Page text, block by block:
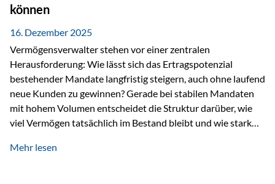
können
16. Dezember 2025
Vermögensverwalter stehen vor einer zentralen
Herausforderung: Wie lässt sich das Ertragspotenzial
bestehender Mandate langfristig steigern, auch ohne laufend
neue Kunden zu gewinnen? Gerade bei stabilen Mandaten
mit hohem Volumen entscheidet die Struktur darüber, wie
viel Vermögen tatsächlich im Bestand bleibt und wie stark
Beispiel verdeutlicht diese Wirkung besonders deutlich.
Mehr lesen